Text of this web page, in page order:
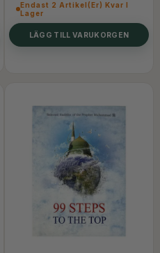
Endast 2 Artikel(er) Kvar I
Lager
LÄGG TILL VARUKORGEN